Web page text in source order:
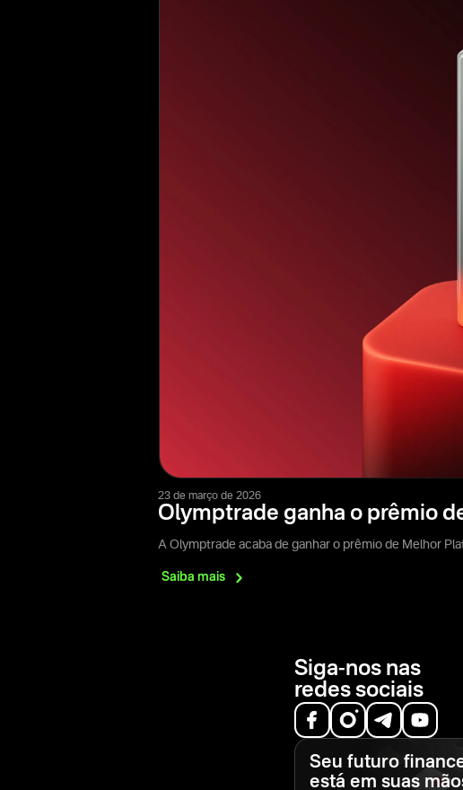
23 de março de 2026
Olymptrade ganha o prêmio
A Olymptrade acaba de ganhar o prêmio de Melhor
Saiba mais
Siga-nos nas
redes sociais
Seu futuro
está em suas